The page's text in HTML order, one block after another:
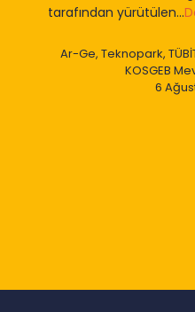
tarafından yürütülen...
Ar-Ge, Teknopark,
KOSGEB
6